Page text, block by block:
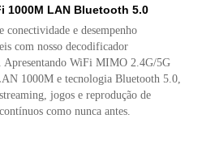
1000M LAN Bluetooth 5.0
conectividade e desempenho
​​com nosso decodificador
Apresentando WiFi MIMO 2.4G/5G
1000M e tecnologia Bluetooth 5.0,
jogos e reprodução de
como nunca antes.